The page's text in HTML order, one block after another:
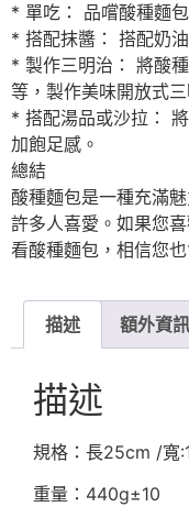
* 單吃： 品嚐酸種麵
* 搭配抹醬： 搭配奶
* 製作三明治： 將酸
等，製作美味開放式三
* 搭配湯品或沙拉：
加飽足感。
總結
酸種麵包是一種充滿
許多人喜愛。如果您
看酸種麵包，相信您也
描述 額外資訊
描述
規格：長25cm /寬
重量：440g±10